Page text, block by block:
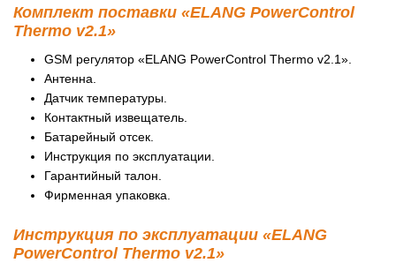
Комплект поставки «ELANG PowerControl
Thermo v2.1»
GSM регулятор «ELANG PowerControl Thermo v2.1».
Антенна.
Датчик температуры.
Контактный извещатель.
Батарейный отсек.
Инструкция по эксплуатации.
Гарантийный талон.
Фирменная упаковка.
Инструкция по эксплуатации «ELANG
PowerControl Thermo v2.1»